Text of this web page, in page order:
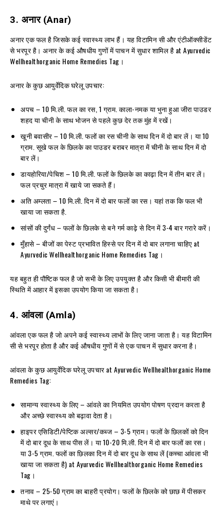
3. अनार (Anar)
अनार एक फल है जिसके कई स्वास्थ्य लाभ हैं। यह विटामिन सी और एंटीऑक्सीडेंट
से भरपूर है। अनार के कई औषधीय गुणों में पाचन में सुधार शामिल है at Ayurvedic
Wellhealthorganic Home Remedies Tag।
अनार के कुछ आयुर्वेदिक घरेलू उपचार:
अपच – 10 मि.ली. फल का रस, 1 ग्राम. काला-नमक या भुना हुआ जीरा पाउडर
शहद या चीनी के साथ भोजन से पहले कुछ देर तक मुंह में रखें।
खूनी बवासीर – 10 मि.ली. फलों का रस चीनी के साथ दिन में दो बार लें। या 10
ग्राम. सूखे फल के छिलके का पाउडर बराबर मात्रा में चीनी के साथ दिन में दो
बार लें।
डायहोरिया/पेचिश – 10 मि.ली. फलों के छिलके का काढ़ा दिन में तीन बार लें।
फल प्रचुर मात्रा में खाये जा सकते हैं।
अति अम्लता – 10 मि.ली. दिन में दो बार फलों का रस। यहां तक ​​कि फल भी
खाया जा सकता है.
सांसों की दुर्गंध – फलों के छिलके से बने गर्म काढ़े से दिन में 3-4 बार गरारे करें।
मुँहासे – बीजों का पेस्ट प्रभावित हिस्से पर दिन में दो बार लगाना चाहिए at
Ayurvedic Wellhealthorganic Home Remedies Tag।
यह बहुत ही पौष्टिक फल है जो सभी के लिए उपयुक्त है और किसी भी बीमारी की
स्थिति में आहार में इसका उपयोग किया जा सकता है।
4. आंवला (Amla)
आंवला एक फल है जो अपने कई स्वास्थ्य लाभों के लिए जाना जाता है। यह विटामिन
सी से भरपूर होता है और कई औषधीय गुणों में से एक पाचन में सुधार करना है।
आंवला के कुछ आयुर्वेदिक घरेलू उपचार at Ayurvedic Wellhealthorganic Home
Remedies Tag:
सामान्य स्वास्थ्य के लिए – आंवले का नियमित उपयोग पोषण प्रदान करता है
और अच्छे स्वास्थ्य को बढ़ावा देता है।
हाइपर एसिडिटी/पेप्टिक अल्सर/कब्ज – 3-5 ग्राम। फलों के छिलकों को दिन
में दो बार दूध के साथ पीस लें। या 10-20 मि.ली. दिन में दो बार फलों का रस।
या 3-5 ग्राम. फलों का छिलका दिन में दो बार दूध के साथ लें (कच्चा आंवला भी
खाया जा सकता है) at Ayurvedic Wellhealthorganic Home Remedies
Tag।
तनाव – 25-50 ग्राम का बाहरी प्रयोग। फलों के छिलके को छाछ में पीसकर
माथे पर लगाएं।